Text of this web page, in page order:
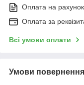
Оплата на рахунок
Оплата за
Всі умови оплати
Умови повернення